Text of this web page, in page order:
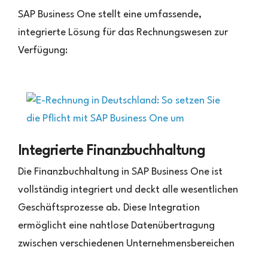
SAP Business One stellt eine umfassende,
integrierte Lösung für das Rechnungswesen zur
Verfügung:
Integrierte Finanzbuchhaltung
Die Finanzbuchhaltung in SAP Business One ist
vollständig integriert und deckt alle wesentlichen
Geschäftsprozesse ab. Diese Integration
ermöglicht eine nahtlose Datenübertragung
zwischen verschiedenen Unternehmensbereichen